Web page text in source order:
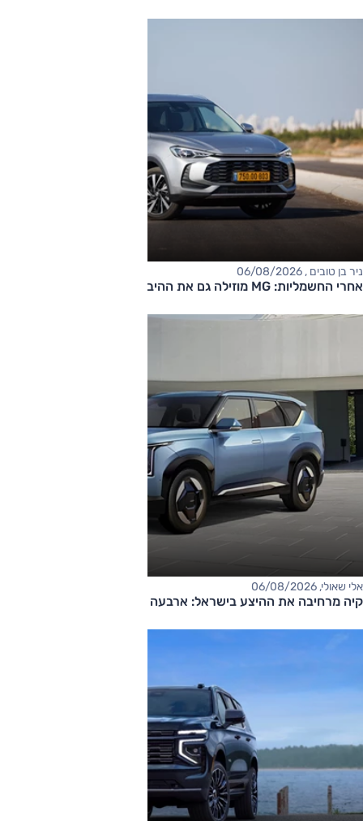
ניר בן טובים , 06/08/2026
אחרי החשמליות: MG מוזילה גם את ההיברידיות
אלי שאולי, 06/08/2026
קיה מרחיבה את ההיצע בישראל: ארבעה דגמים חדשים בדרך